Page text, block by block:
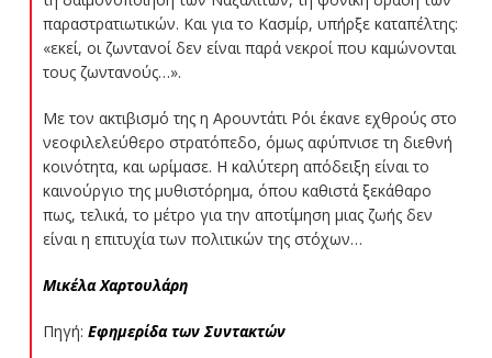
παραστρατιωτικών. Και για το Κασμίρ, υπήρξε καταπέλτης:
«εκεί, οι ζωντανοί δεν είναι παρά νεκροί που καμώνονται
τους ζωντανούς…».
Με τον ακτιβισμό της η Αρουντάτι Ρόι έκανε εχθρούς στο
νεοφιλελεύθερο στρατόπεδο, όμως αφύπνισε τη διεθνή
κοινότητα, και ωρίμασε. Η καλύτερη απόδειξη είναι το
καινούργιο της μυθιστόρημα, όπου καθιστά ξεκάθαρο
πως, τελικά, το μέτρο για την αποτίμηση μιας ζωής δεν
είναι η επιτυχία των πολιτικών της στόχων…
Μικέλα Χαρτουλάρη
Πηγή: Εφημερίδα των Συντακτών